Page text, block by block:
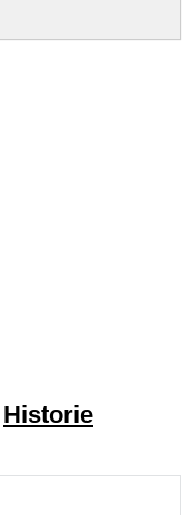
Historie